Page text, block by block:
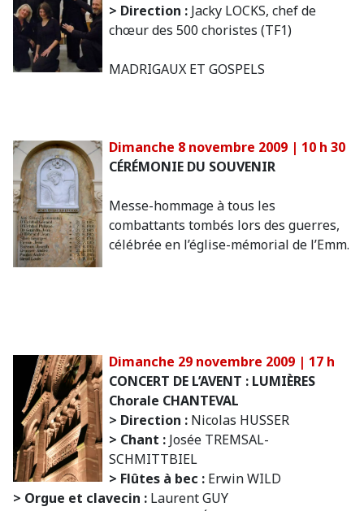
> Direction : Jacky LOCKS, chef de
chœur des 500 choristes (TF1)
MADRIGAUX ET GOSPELS
Dimanche 8 novembre 2009 | 10 h 30
CÉRÉMONIE DU SOUVENIR
Messe-hommage à tous les
combattants tombés lors des guerres,
célébrée en l’église-mémorial de l’Emm.
Dimanche 29 novembre 2009 | 17 h
CONCERT DE L’AVENT : LUMIÈRES
Chorale CHANTEVAL
> Direction : Nicolas HUSSER
> Chant : Josée TREMSAL-
SCHMITTBIEL
> Flûtes à bec : Erwin WILD
> Orgue et clavecin : Laurent GUY